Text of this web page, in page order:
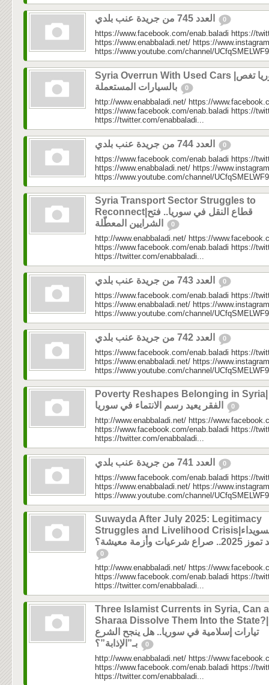
0
https://www.facebook.com/enab.baladi https://
https://www.enabbaladi.net/ https://
https://www.youtube.com/channel/
Syria Overrun With Used Cars |سوريا تغص
0
http://www.enabbaladi.net/ https://
https://www.facebook.com/enab.baladi https://
https://twitter.com/enabbaladi...
0
https://www.facebook.com/enab.baladi https://
https://www.enabbaladi.net/ https://
https://www.youtube.com/channel/
Syria Transport Sector Struggles to
Reconnect|قطاع النقل في سوريا.. فتح
0
http://www.enabbaladi.net/ https://
https://www.facebook.com/enab.baladi https://
https://twitter.com/enabbaladi...
0
https://www.facebook.com/enab.baladi https://
https://www.enabbaladi.net/ https://
https://www.youtube.com/channel/
0
https://www.facebook.com/enab.baladi https://
https://www.enabbaladi.net/ https://
https://www.youtube.com/channel/
Poverty Reshapes Belonging in Syria|
0
http://www.enabbaladi.net/ https://
https://www.facebook.com/enab.baladi https://
https://twitter.com/enabbaladi...
0
https://www.facebook.com/enab.baladi https://
https://www.enabbaladi.net/ https://
https://www.youtube.com/channel/
Suwayda After July 2025: Legitimacy
Struggles and Livelihood Crisis|السويداء
صراع شرعيات وأزمة معيشة؟
0
http://www.enabbaladi.net/ https://
https://www.facebook.com/enab.baladi https://
https://twitter.com/enabbaladi...
Three Islamist Currents in Syria, Can
Sharaa Dissolve Them Into the State?|ثلاثة
تيارات إسلامية في سوريا.. هل ينجح الشرع
0
http://www.enabbaladi.net/ https://
https://www.facebook.com/enab.baladi https://
https://twitter.com/enabbaladi...